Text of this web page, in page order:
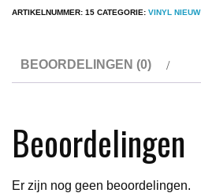
ARTIKELNUMMER: 15 CATEGORIE: VINYL NIEUW
BEOORDELINGEN (0)
Beoordelingen
Er zijn nog geen beoordelingen.